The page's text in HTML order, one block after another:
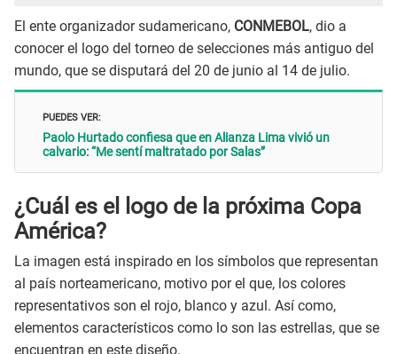
El ente organizador sudamericano, CONMEBOL, dio a
conocer el logo del torneo de selecciones más antiguo del
mundo, que se disputará del 20 de junio al 14 de julio.
PUEDES VER:
Paolo Hurtado confiesa que en Alianza Lima vivió un
calvario: “Me sentí maltratado por Salas”
¿Cuál es el logo de la próxima Copa
América?
La imagen está inspirado en los símbolos que representan
al país norteamericano, motivo por el que, los colores
representativos son el rojo, blanco y azul. Así como,
elementos característicos como lo son las estrellas, que se
encuentran en este diseño.